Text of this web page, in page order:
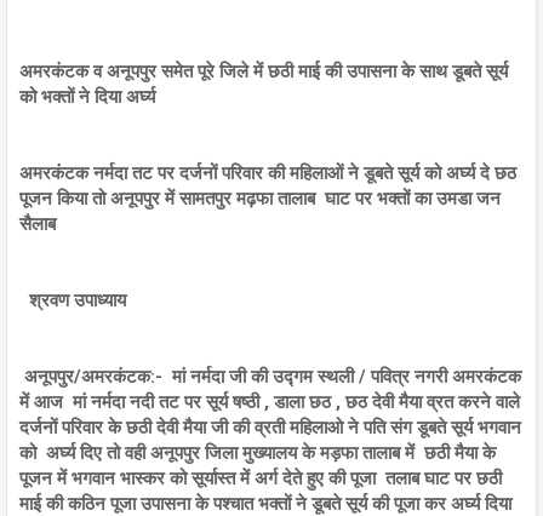
अमरकंटक व अनूपपुर समेत पूरे जिले में छठी माई की उपासना के साथ डूबते सूर्य
को भक्तों ने दिया अर्घ्य
अमरकंटक नर्मदा तट पर दर्जनों परिवार की महिलाओं ने डूबते सूर्य को अर्घ्य दे छठ
पूजन किया तो अनूपपुर में सामतपुर मढ़फा तालाब घाट पर भक्तों का उमडा जन
सैलाब
श्रवण उपाध्याय
अनूपपुर/अमरकंटक:- मां नर्मदा जी की उद्गम स्थली / पवित्र नगरी अमरकंटक
में आज मां नर्मदा नदी तट पर सूर्य षष्ठी , डाला छठ , छठ देवी मैया व्रत करने वाले
दर्जनों परिवार के छठी देवी मैया जी की व्रती महिलाओ ने पति संग डूबते सूर्य भगवान
को अर्घ्य दिए तो वही अनूपपुर जिला मुख्यालय के मड़फा तालाब में छठी मैया के
पूजन में भगवान भास्कर को सूर्यास्त में अर्ग देते हुए की पूजा तलाब घाट पर छठी
माई की कठिन पूजा उपासना के पश्चात भक्तों ने डूबते सूर्य की पूजा कर अर्घ्य दिया